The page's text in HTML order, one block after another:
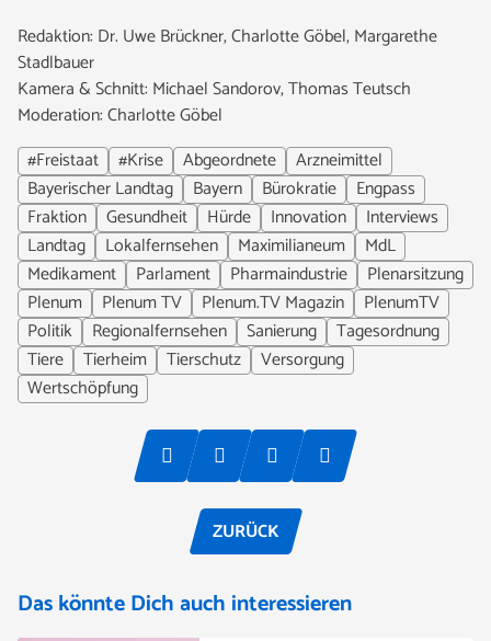
Redaktion: Dr. Uwe Brückner, Charlotte Göbel, Margarethe
Stadlbauer
Kamera & Schnitt: Michael Sandorov, Thomas Teutsch
Moderation: Charlotte Göbel
#Freistaat
#Krise Abgeordnete
Arzneimittel
Bayerischer Landtag
Bayern Bürokratie
Engpass
Fraktion
Gesundheit Hürde Innovation
Interviews
Landtag
Lokalfernsehen Maximilianeum
MdL
Medikament
Parlament Pharmaindustrie
Plenarsitzung
Plenum
Plenum TV Plenum.TV Magazin
PlenumTV
Politik
Regionalfernsehen Sanierung
Tagesordnung
Tiere
Tierheim Tierschutz
Versorgung
Wertschöpfung
ZURÜCK
Das könnte Dich auch interessieren